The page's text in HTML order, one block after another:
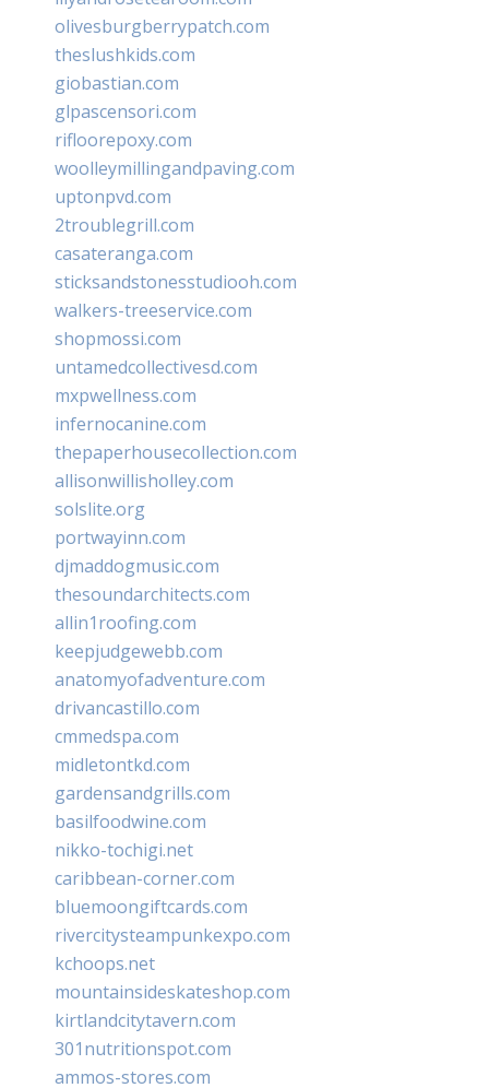
olivesburgberrypatch.com
theslushkids.com
giobastian.com
glpascensori.com
rifloorepoxy.com
woolleymillingandpaving.com
uptonpvd.com
2troublegrill.com
casateranga.com
sticksandstonesstudiooh.com
walkers-treeservice.com
shopmossi.com
untamedcollectivesd.com
mxpwellness.com
infernocanine.com
thepaperhousecollection.com
allisonwillisholley.com
solslite.org
portwayinn.com
djmaddogmusic.com
thesoundarchitects.com
allin1roofing.com
keepjudgewebb.com
anatomyofadventure.com
drivancastillo.com
cmmedspa.com
midletontkd.com
gardensandgrills.com
basilfoodwine.com
nikko-tochigi.net
caribbean-corner.com
bluemoongiftcards.com
rivercitysteampunkexpo.com
kchoops.net
mountainsideskateshop.com
kirtlandcitytavern.com
301nutritionspot.com
ammos-stores.com